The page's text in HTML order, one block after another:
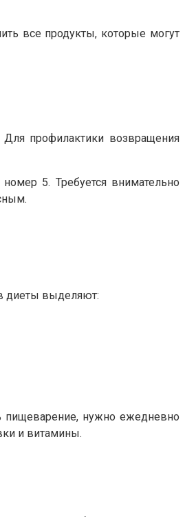
все продукты, которые могут
профилактики возвращения
5. Требуется внимательно
диеты выделяют:
пищеварение, нужно ежедневно
и витамины.